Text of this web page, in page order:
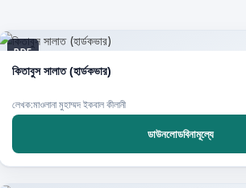
PDF
কিতাবুস সালাত (হার্ডকভার)
লেখক:মাওলানা মুহাম্মদ ইকবাল কীলানী
ডাউনলোডবিনামূল্যে